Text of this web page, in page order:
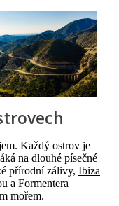
Každý ostrov je
na dlouhé písečné
přírodní zálivy, Ibiza
a Formentera
mořem.